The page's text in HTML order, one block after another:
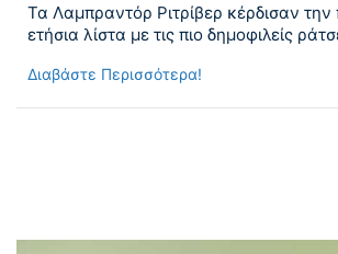
Τα Λαμπραντόρ Ριτρίβερ κέρδισαν την
ετήσια λίστα με τις πιο δημοφιλείς
Διαβάστε Περισσότερα!